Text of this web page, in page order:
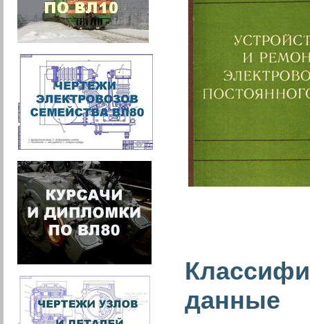
данные